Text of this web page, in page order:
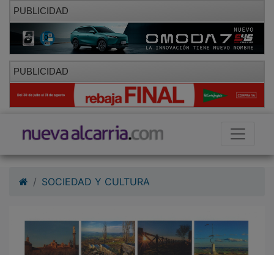
PUBLICIDAD
PUBLICIDAD